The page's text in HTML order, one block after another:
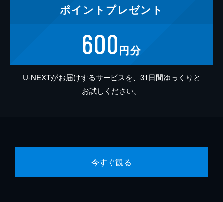
ポイント プレゼント
600円分
U-NEXTがお届けするサービスを、31日間ゆっくりと
お試しください。
今すぐ観る